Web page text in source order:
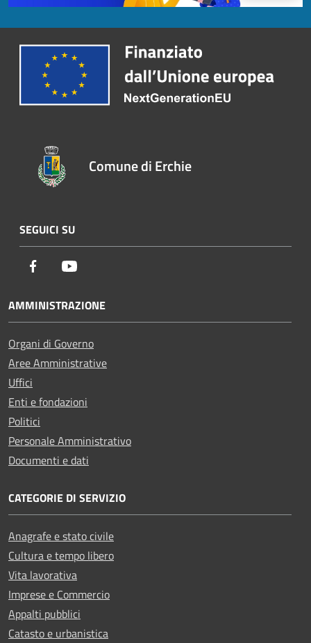
Comune di Erchie
SEGUICI SU
Facebook
AMMINISTRAZIONE
Organi di Governo
Aree Amministrative
Uffici
Enti e fondazioni
Politici
Personale Amministrativo
Documenti e dati
CATEGORIE DI SERVIZIO
Anagrafe e stato civile
Cultura e tempo libero
Vita lavorativa
Imprese e Commercio
Appalti pubblici
Catasto e urbanistica